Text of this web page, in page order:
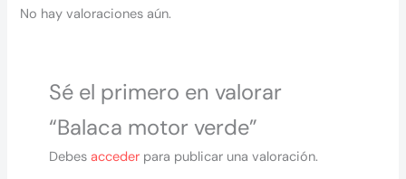
No hay valoraciones aún.
Sé el primero en valorar
“Balaca motor verde”
Debes accederpara publicar una valoración.